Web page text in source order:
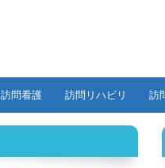
訪問看護 訪問リハビリ 訪